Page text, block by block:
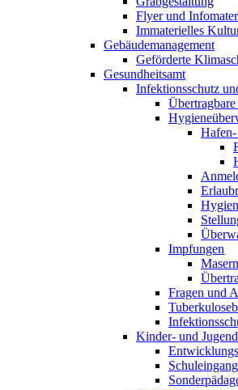
Flyer und
Immaterielles
Gebäudemanagement
Geförderte
Gesundheitsamt
Infektionsschutz
Impfungen
Fragen und
Kinder- und